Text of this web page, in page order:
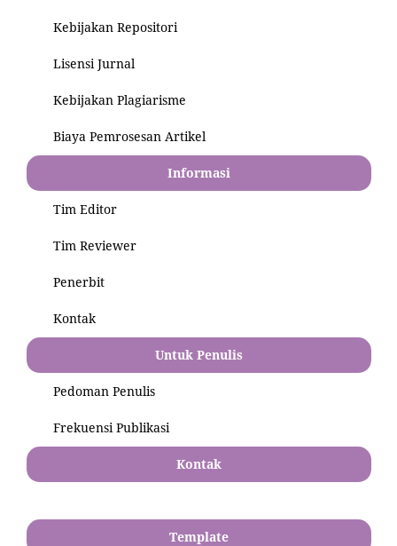
Kebijakan Repositori
Lisensi Jurnal
Kebijakan Plagiarisme
Biaya Pemrosesan Artikel
Informasi
Tim Editor
Tim Reviewer
Penerbit
Kontak
Untuk Penulis
Pedoman Penulis
Frekuensi Publikasi
Kontak
Template